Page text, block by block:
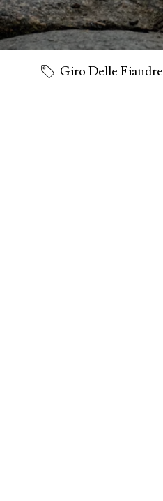
Giro Delle Fiandre